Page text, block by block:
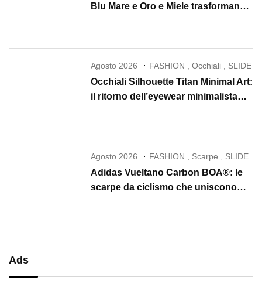
Blu Mare e Oro e Miele trasformano
Agosto 2026 FASHION ,Occhiali , SLIDE
Occhiali Silhouette Titan Minimal Art:
il ritorno dell’eyewear minimalista
Agosto 2026 FASHION Scarpe SLIDE
Adidas Vueltano Carbon BOA®: le
scarpe da ciclismo che uniscono
Ads